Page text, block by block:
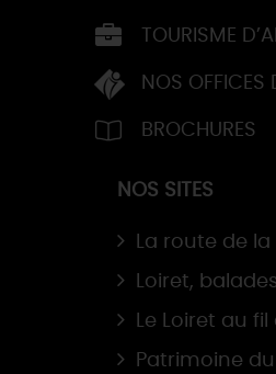
TOURISME
NOS OFFICES
BROCHURES
NOS SITES
La route de la
Loiret,
Le Loiret au fil
Patrimoine